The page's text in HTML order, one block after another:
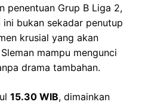
penentuan Grup B Liga 2,
bukan sekadar penutup
krusial yang akan
mampu mengunci
drama tambahan.
15.30 WIB, dimainkan